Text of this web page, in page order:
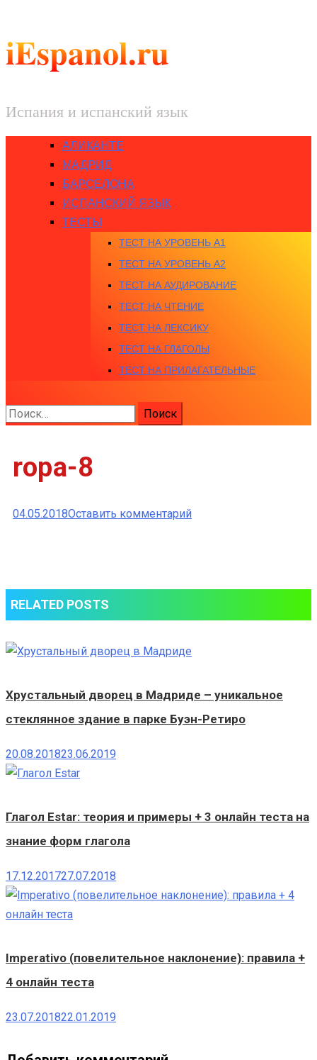
iEspanol.ru
Испания и испанский язык
АЛИКАНТЕ
МАДРИД
БАРСЕЛОНА
ИСПАНСКИЙ ЯЗЫК
ТЕСТЫ
ТЕСТ НА УРОВЕНЬ A1
ТЕСТ НА УРОВЕНЬ A2
ТЕСТ НА АУДИРОВАНИЕ
ТЕСТ НА ЧТЕНИЕ
ТЕСТ НА ЛЕКСИКУ
ТЕСТ НА ГЛАГОЛЫ
ТЕСТ НА ПРИЛАГАТЕЛЬНЫЕ
Найти:
ropa-8
04.05.2018Оставить комментарийк
RELATED POSTS
Хрустальный дворец в Мадриде – уникальное
стеклянное здание в парке Буэн-Ретиро
20.08.201823.06.2019
Глагол Estar: теория и примеры + 3 онлайн теста на
знание форм глагола
17.12.201727.07.2018
Imperativo (повелительное наклонение): правила +
4 онлайн теста
23.07.201822.01.2019